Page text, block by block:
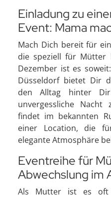
Einladung zu
Event: Mama
Mach Dich bereit für
die speziell für Mütter
Dezember ist es
Düsseldorf bietet Dir
den Alltag hinter
unvergessliche
findet im bekannten
einer Location, die
elegante Atmosphäre
Eventreihe für
Abwechslung im
Als Mutter ist es oft